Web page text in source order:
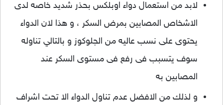
لابد من استعمال دواء اوبلكس بحذر شديد خاصه لدى
الاشخاص المصابين بمرض السكر ، و هذا لان الدواء
يحتوى على نسب عاليه من الجلوكوز و بالتالي تناوله
سوف يتسبب فى رفع فى مستوى السكر عند
المصابين به
و لذلك من الافضل عدم تناول الدواء الا تحت اشراف